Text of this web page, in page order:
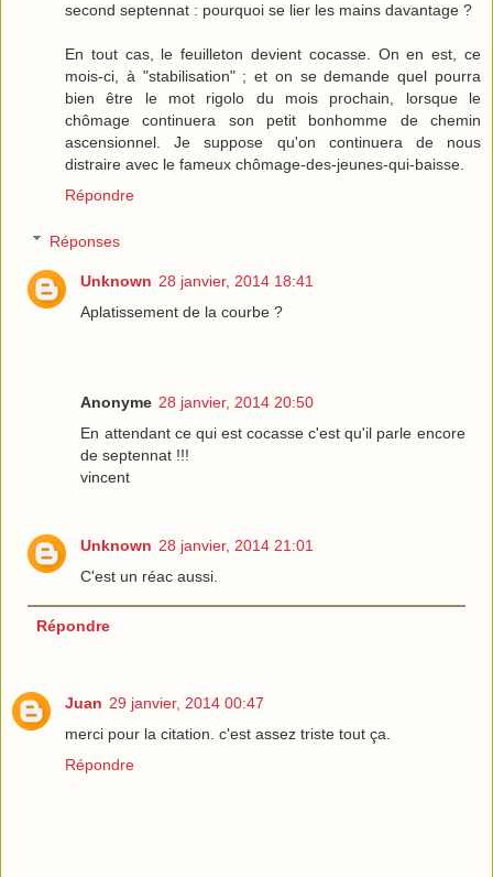
second septennat : pourquoi se lier les mains davantage ?
En tout cas, le feuilleton devient cocasse. On en est, ce
mois-ci, à "stabilisation" ; et on se demande quel pourra
bien être le mot rigolo du mois prochain, lorsque le
chômage continuera son petit bonhomme de chemin
ascensionnel. Je suppose qu'on continuera de nous
distraire avec le fameux chômage-des-jeunes-qui-baisse.
Répondre
Réponses
Unknown 28 janvier, 2014 18:41
Aplatissement de la courbe ?
Anonyme 28 janvier, 2014 20:50
En attendant ce qui est cocasse c'est qu'il parle encore
de septennat !!!
vincent
Unknown 28 janvier, 2014 21:01
C'est un réac aussi.
Répondre
Juan 29 janvier, 2014 00:47
merci pour la citation. c'est assez triste tout ça.
Répondre